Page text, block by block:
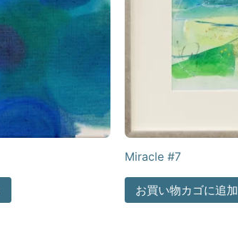
Miracle #7
お買い物カゴに追加